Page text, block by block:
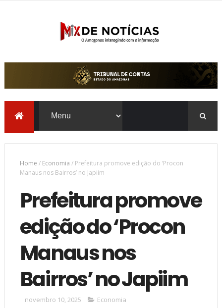
Home / Economia / Prefeitura promove edição do ‘Procon
Manaus nos Bairros’ no Japiim
Prefeitura promove
edição do ‘Procon
Manaus nos
Bairros’ no Japiim
novembro 10, 2025 Economia